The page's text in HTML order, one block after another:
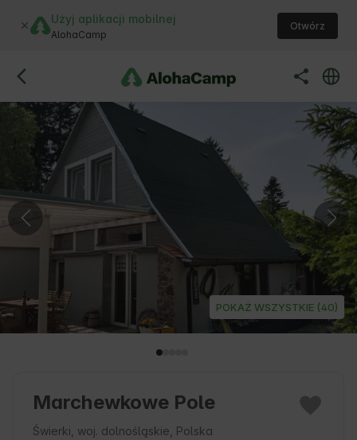
Użyj aplikacji mobilnej
AlohaCamp
Otwórz
POKAŻ WSZYSTKIE (40)
Marchewkowe Pole
Świerki, woj. dolnośląskie, Polska